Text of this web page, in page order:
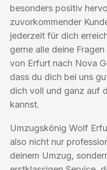
besonders positiv
zuvorkommender
jederzeit für dich
gerne alle deine
von Erfurt nach Nova
dass du dich bei uns
dich voll und ganz auf
kannst.
Umzugskönig Wolf
also nicht nur
deinem Umzug,